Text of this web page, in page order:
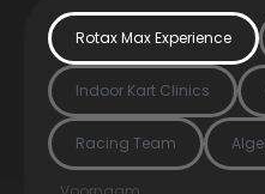
Rotax Max Experience
Indoor Kart Clinics
Racing Team